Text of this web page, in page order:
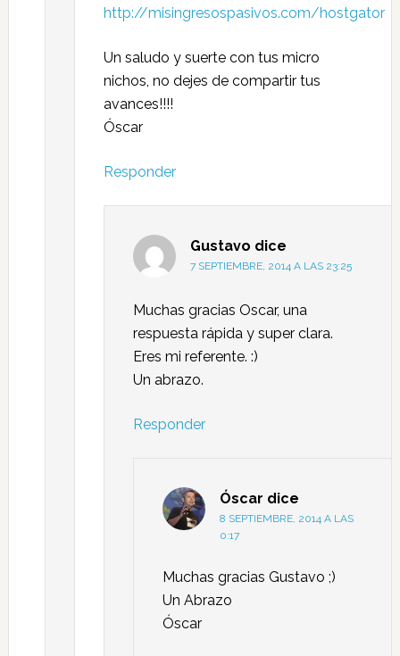
http://misingresospasivos.com/hostgator
Un saludo y suerte con tus micro
nichos, no dejes de compartir tus
avances!!!!
Óscar
Responder
Gustavo dice
7 SEPTIEMBRE, 2014 A LAS 23:25
Muchas gracias Oscar, una
respuesta rápida y super clara.
Eres mi referente. :)
Un abrazo.
Responder
Óscar dice
8 SEPTIEMBRE, 2014 A LAS
0:17
Muchas gracias Gustavo ;)
Un Abrazo
Óscar